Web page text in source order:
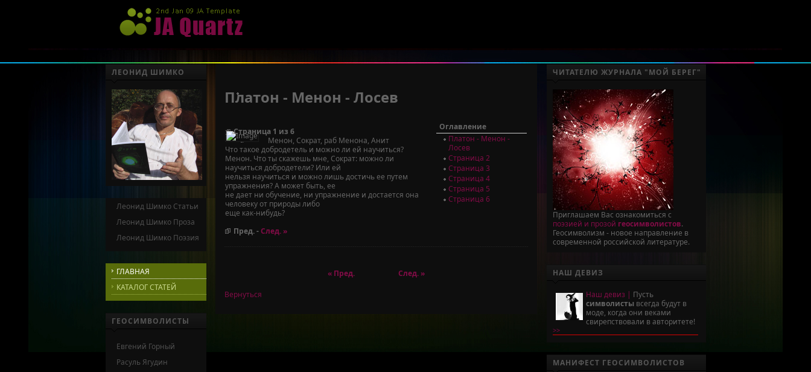
Платон - Менон - Лосев
Оглавление
Платон - Менон -
Лосев
Страница 2
Страница 3
Страница 4
Страница 5
Страница 6
Страница 1 из 6
Менон, Сократ, раб Менона, Анит
Что такое добродетель и можно ли ей научиться?
Менон. Что ты скажешь мне, Сократ: можно ли
научиться добродетели? Или ей
нельзя научиться и можно лишь достичь ее путем
упражнения? А может быть, ее
не дает ни обучение, ни упражнение и достается она
человеку от природы либо
еще как-нибудь?
Пред. -След. »
« Пред. След. »
Вернуться
ЛЕОНИД ШИМКО
Леонид Шимко Статьи
Леонид Шимко Проза
Леонид Шимко Поэзия
ГЛАВНАЯ
КАТАЛОГ СТАТЕЙ
ГЕОСИМВОЛИСТЫ
Евгений Горный
Расуль Ягудин
ЧИТАТЕЛЮ ЖУРНАЛА "МОЙ БЕРЕГ"
Приглашаем Вас ознакомиться с
поэзией и прозой геосимволистов.
Геосимволизм - новое направление в
современной российской литературе.
НАШ ДЕВИЗ
Наш девиз | Пусть
символисты всегда будут в
моде, когда они веками
свирепствовали в авторитете!
>>
МАНИФЕСТ ГЕОСИМВОЛИСТОВ